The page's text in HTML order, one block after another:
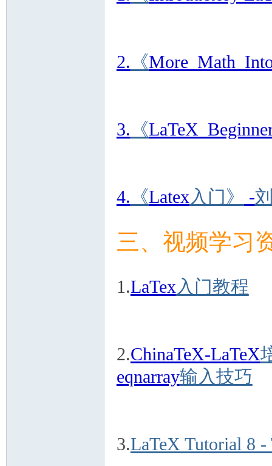
2. 《
3. 《
4. 《Latex入门》 -
三、视频学习
1.LaTex入门教程
2.ChinaTeX-LaTeX
eqnarray输入技巧
3.LaTeX Tutorial 8 -